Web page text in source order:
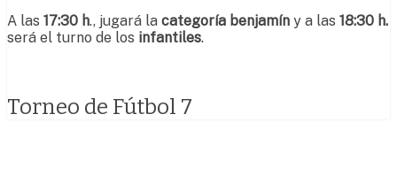
A las 17:30 h., jugará la categoría benjamín y a las 18:30 h.
será el turno de los infantiles.
Torneo de Fútbol 7